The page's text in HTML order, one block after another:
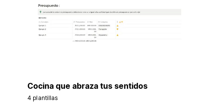
Cocina que abraza tus sentidos
4 plantillas